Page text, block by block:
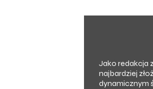
Jako redakcja
najbardziej
dynamicznym